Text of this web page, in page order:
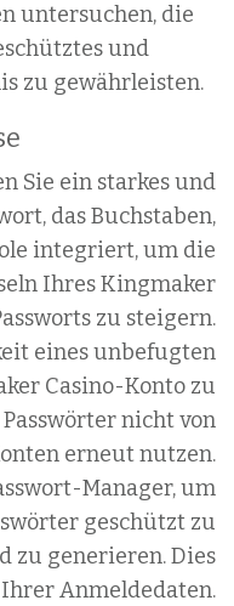
untersuchen, die
und
zu gewährleisten.
Sie ein starkes und
das Buchstaben,
integriert, um die
Ihres Kingmaker
zu steigern.
eines unbefugten
Casino-Konto zu
nicht von
erneut nutzen.
Manager, um
geschützt zu
zu generieren. Dies
Anmeldedaten.